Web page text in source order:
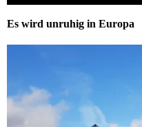
Es wird unruhig in Europa